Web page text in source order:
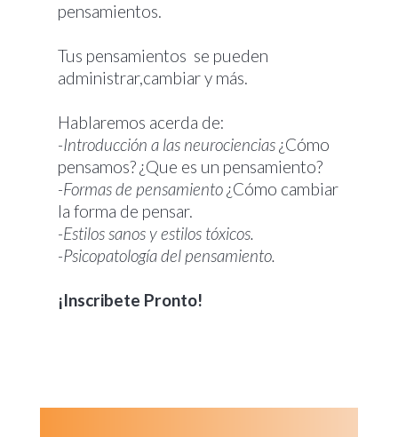
pensamientos.
Tus pensamientos se pueden
administrar,cambiar y más.
Hablaremos acerda de:
-Introducción a las neurociencias¿Cómo
pensamos? ¿Que es un pensamiento?
-Formas de pensamiento¿Cómo cambiar
la forma de pensar.
-Estilos sanos y estilos tóxicos.
-Psicopatología del pensamiento.
¡Inscribete Pronto!